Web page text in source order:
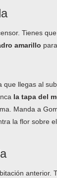
Tienes
amarillo
que llegas al
la tapa del
Manda a
la flor sobre
anterior.